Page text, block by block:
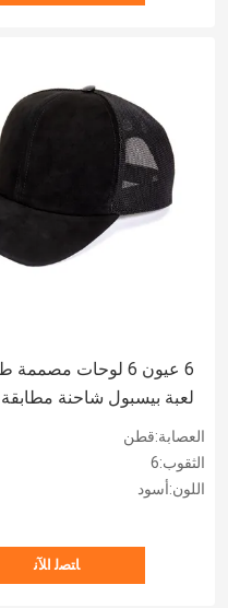
6 عيون 6 لوحات
لعبة بيسبول شاحنة
القماش
العصابة:قطن
الثقوب:6
اللون:أسود
ﺎﺘﺼﻟ ﺍﻶﻧ